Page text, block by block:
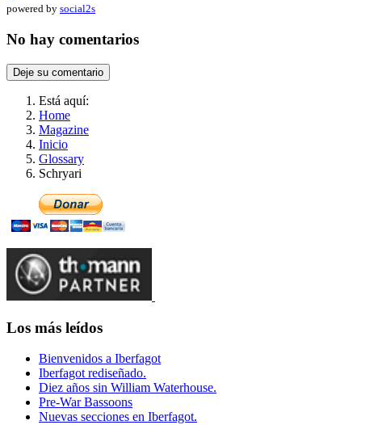
powered by social2s
No hay comentarios
Deje su comentario
Está aquí:
Home
Magazine
Inicio
Glossary
Schryari
Los más leídos
Bienvenidos a Iberfagot
Iberfagot rediseñado.
Diez años sin William Waterhouse.
Pre-War Bassoons
Nuevas secciones en Iberfagot.